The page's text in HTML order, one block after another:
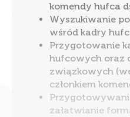
komendy hufca
Wyszukiwanie
wśród kadry
Przygotowanie
hufcowych oraz
związkowych
członkiem
załatwianie